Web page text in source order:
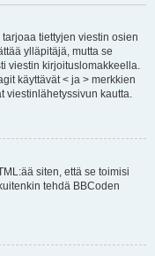
tiettyjen viestin osien
ylläpitäjä, mutta se
viestin kirjoituslomakkeella.
käyttävät < ja > merkkien
viestinlähetyssivun kautta.
siten, että se toimisi
tehdä BBCoden